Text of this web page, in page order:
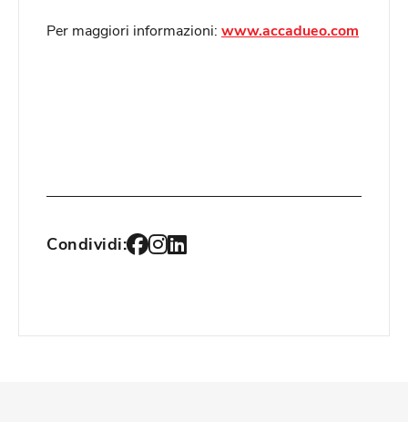
Per maggiori informazioni: www.accadueo.com
Condividi: